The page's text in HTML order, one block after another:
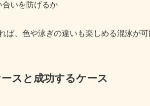
いを防げるか
ば、色や泳ぎの違いも楽しめる混泳が可
スと成功するケース